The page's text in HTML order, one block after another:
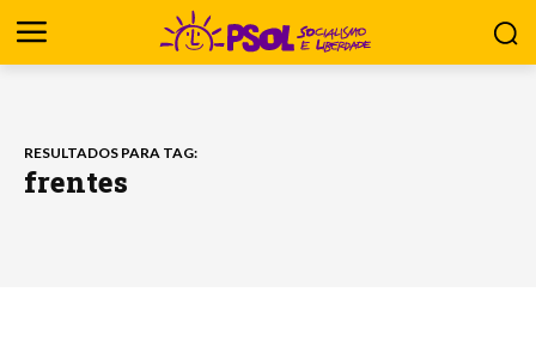
RESULTADOS PARA TAG:
frentes